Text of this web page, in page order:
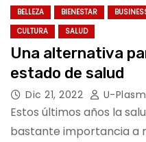
BELLEZA BIENESTAR
CULTURA
SALUD
Una alternativa
estado de salud
Dic 21, 2022 U-
Estos últimos años la
bastante importancia a